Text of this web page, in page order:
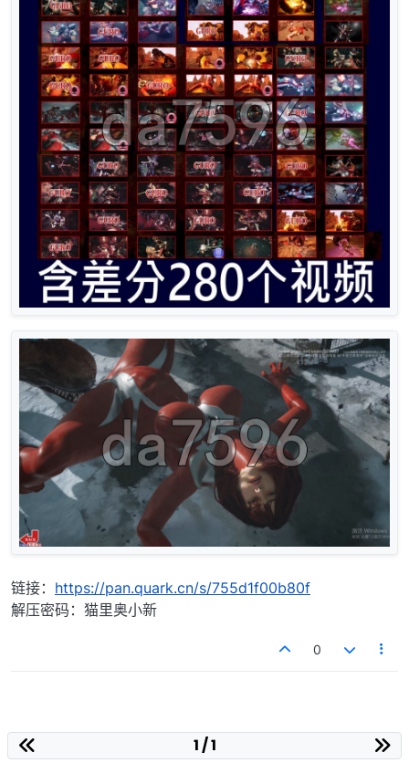
链接： https://pan.quark.cn/s/755d1f00b80f
解压密码：猫里奥小新
0
1 / 1